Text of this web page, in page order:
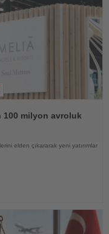
milyon avroluk
elden çıkararak yeni yatırımlar